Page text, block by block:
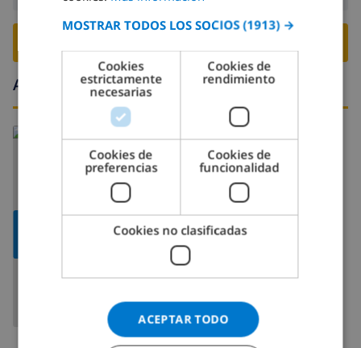
Alrededores
España Costa Blanca >Moraira
GERMAN
CATALAN
ITALIAN
DANISH
MOSTRAR TODOS LOS SOCIOS (1913) →
Cookies
estrictamente
necesarias
Cookies de
rendimiento
Cookies de
preferencias
Cookies de
funcionalidad
Cookies no clasificadas
ACEPTAR TODO